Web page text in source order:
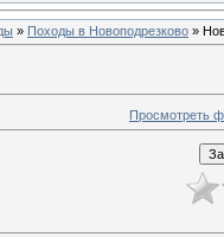
» Походы в Новоподрезково »
Просмотреть